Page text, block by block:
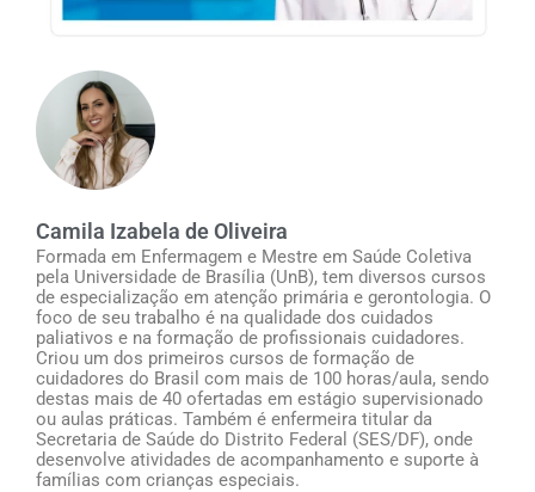
Camila Izabela de Oliveira
Formada em Enfermagem e Mestre em Saúde Coletiva
pela Universidade de Brasília (UnB), tem diversos cursos
de especialização em atenção primária e gerontologia. O
foco de seu trabalho é na qualidade dos cuidados
paliativos e na formação de profissionais cuidadores.
Criou um dos primeiros cursos de formação de
cuidadores do Brasil com mais de 100 horas/aula, sendo
destas mais de 40 ofertadas em estágio supervisionado
ou aulas práticas. Também é enfermeira titular da
Secretaria de Saúde do Distrito Federal (SES/DF), onde
desenvolve atividades de acompanhamento e suporte à
famílias com crianças especiais.